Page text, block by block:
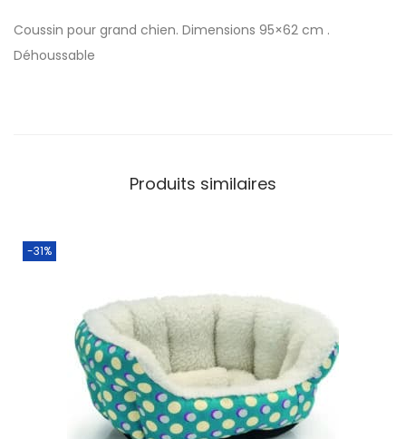
Coussin pour grand chien. Dimensions 95×62 cm .
Déhoussable
Produits similaires
-31%